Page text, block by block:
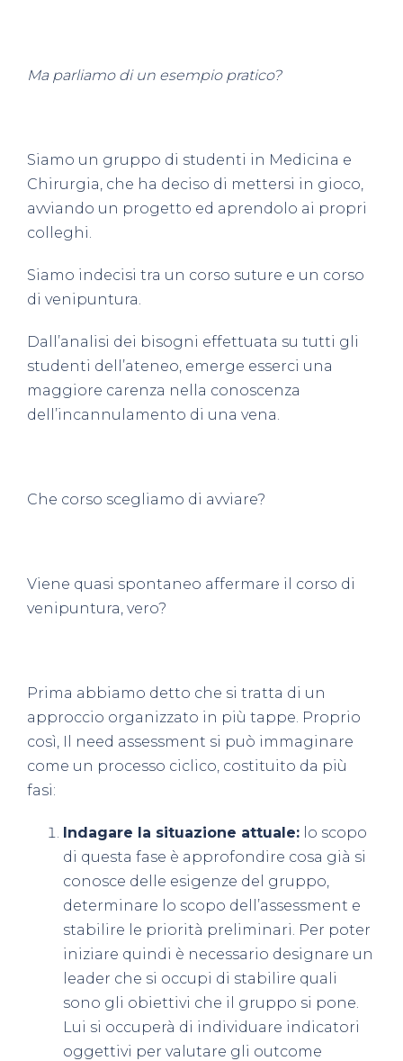
Ma parliamo di un esempio pratico?
Siamo un gruppo di studenti in Medicina e
Chirurgia, che ha deciso di mettersi in gioco,
avviando un progetto ed aprendolo ai propri
colleghi.
Siamo indecisi tra un corso suture e un corso
di venipuntura.
Dall’analisi dei bisogni effettuata su tutti gli
studenti dell’ateneo, emerge esserci una
maggiore carenza nella conoscenza
dell’incannulamento di una vena.
Che corso scegliamo di avviare?
Viene quasi spontaneo affermare il corso di
venipuntura, vero?
Prima abbiamo detto che si tratta di un
approccio organizzato in più tappe. Proprio
così, Il need assessment si può immaginare
come un processo ciclico , costituito da più
fasi:
Indagare la situazione attuale: lo scopo
di questa fase è approfondire cosa già si
conosce delle esigenze del gruppo,
determinare lo scopo dell’assessment e
stabilire le priorità preliminari. Per poter
iniziare quindi è necessario designare un
leader che si occupi di stabilire quali
sono gli obiettivi che il gruppo si pone.
Lui si occuperà di individuare indicatori
oggettivi per valutare gli outcome